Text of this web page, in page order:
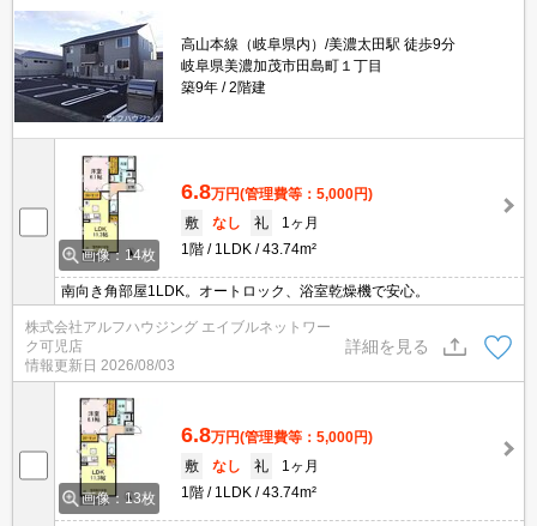
高山本線（岐阜県内）/美濃太田駅 徒歩9分
岐阜県美濃加茂市田島町１丁目
築9年
2階建
画像：14枚
6.8万円(管理費等：5,000円)
敷
なし 礼
1ヶ月
1階
1LDK 43.74m²
南向き角部屋1LDK。オートロック、浴室乾燥機で安心。
株式会社アルフハウジング エイブルネットワー
ク可児店
情報更新日 2026/08/03
詳細を見る
画像：13枚
6.8万円(管理費等：5,000円)
敷
なし 礼
1ヶ月
1階
1LDK 43.74m²